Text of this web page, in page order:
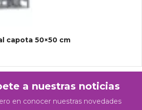
capota 50×50 cm
a nuestras noticias
en conocer nuestras novedades